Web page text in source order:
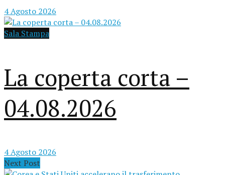
4 Agosto 2026
Sala Stampa
La coperta corta –
04.08.2026
4 Agosto 2026
Next Post